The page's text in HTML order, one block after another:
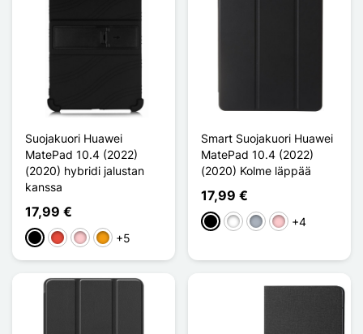
Suojakuori Huawei
MatePad 10.4 (2022)
(2020) hybridi jalustan
kanssa
17,99 €
MustaPunainen
PinkkiOranssi
+5
Smart Suojakuori Huawei
MatePad 10.4 (2022)
(2020) Kolme läppää
17,99 €
MustaValkoinen
HarmaaPinkki
+4